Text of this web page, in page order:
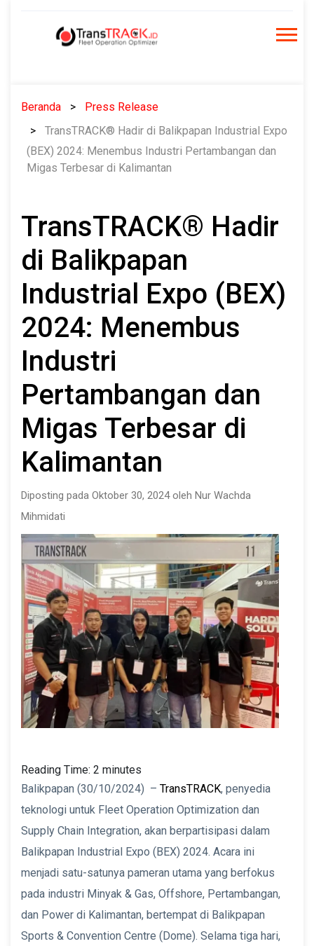
Beranda
Press Release
TransTRACK® Hadir di Balikpapan Industrial Expo
(BEX) 2024: Menembus Industri Pertambangan dan
Migas Terbesar di Kalimantan
TransTRACK® Hadir
di Balikpapan
Industrial Expo (BEX)
2024: Menembus
Industri
Pertambangan dan
Migas Terbesar di
Kalimantan
Diposting pada Oktober 30, 2024 oleh Nur Wachda
Mihmidati
Reading Time: 2 minutes
Balikpapan (30/10/2024) – TransTRACK, penyedia
teknologi untuk Fleet Operation Optimization dan
Supply Chain Integration, akan berpartisipasi dalam
Balikpapan Industrial Expo (BEX) 2024. Acara ini
menjadi satu-satunya pameran utama yang berfokus
pada industri Minyak & Gas, Offshore, Pertambangan,
dan Power di Kalimantan, bertempat di Balikpapan
Sports & Convention Centre (Dome). Selama tiga hari,